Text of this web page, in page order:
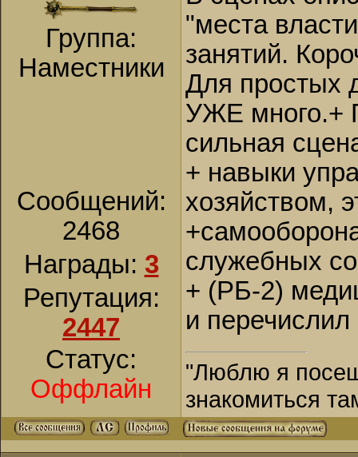
Группа:
Наместники
Сообщений:
2468
Награды: 3
Репутация:
2447
Статус:
Оффлайн
"места
занятий.
Для простых
УЖЕ много.+
сильная
+ навыки
хозяйством,
служебных
+ (РБ-2)
и перечислил
"Люблю я
знакомиться